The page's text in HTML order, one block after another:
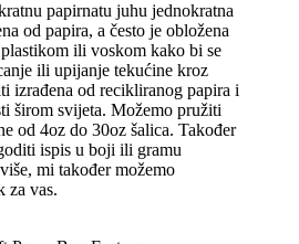
papirnatu juhu jednokratna
od papira, a često je obložena
ili voskom kako bi se
ili upijanje tekućine kroz
izrađena od recikliranog papira i
širom svijeta. Možemo pružiti
od 4oz do 30oz šalica. Također
ispis u boji ili gramu
mi također možemo
za vas.